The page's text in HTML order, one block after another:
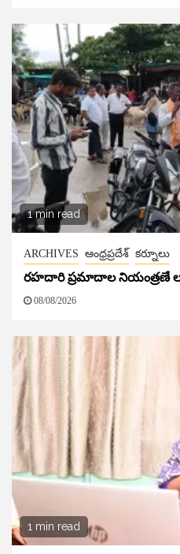
1 min read
ARCHIVES ఆంధ్రప్రదేశ్ కర్నూలు
రహదారి ప్రమాదాల నియంత్రణే
08/08/2026
1 min read